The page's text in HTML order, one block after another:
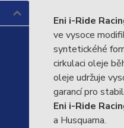
Eni i-Ride
ve vysoce
syntetickéhé
cirkulaci oleje
oleje udržuje
garancí pro
Eni i-Ride
a Husquarna.